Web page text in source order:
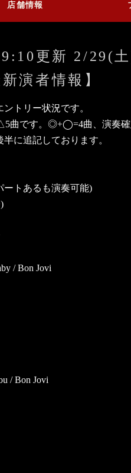
店舗情報
更新 2/29(
演者情報】
ントリー状況です。
曲です。◎+◯=4曲、演奏確
半に追記しております。
トあるも演奏可能)
/ Bon Jovi
/ Bon Jovi